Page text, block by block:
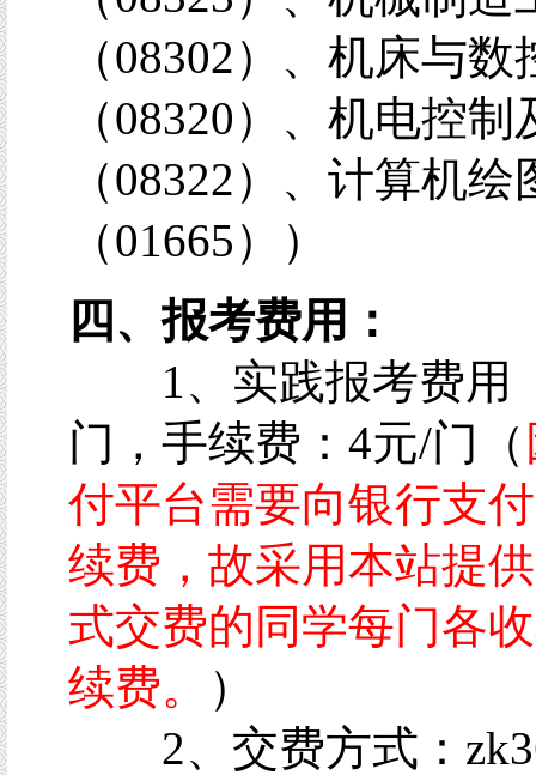
（08302）、机床与数
（08320）、机电控
（08322）、计算机绘
（01665））
四、报考费用：
1、实践报考费用
门，手续费：4元/门（
付平台需要向银行支
续费，故采用本站提
式交费的同学每门各
续费。
）
2、交费方式：